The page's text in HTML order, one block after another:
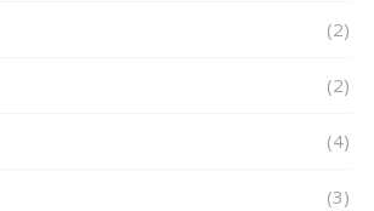
(2)
(2)
(4)
(3)